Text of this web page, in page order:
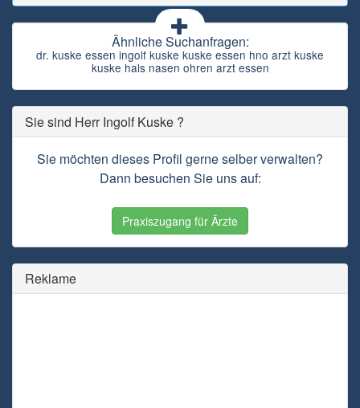
Ähnliche Suchanfragen:
dr. kuske essen ingolf kuske kuske essen hno arzt kuske
kuske hals nasen ohren arzt essen
Sie sind Herr Ingolf Kuske ?
Sie möchten dieses Profil gerne selber verwalten?
Dann besuchen Sie uns auf:
Praxiszugang für Ärzte
Reklame